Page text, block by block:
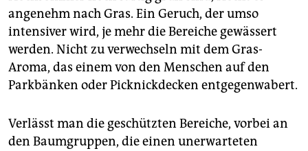
angenehm nach Gras. Ein Geruch, der umso
intensiver wird, je mehr die Bereiche gewässert
werden. Nicht zu verwechseln mit dem Gras-
Aroma, das einem von den Menschen auf den
Parkbänken oder Picknickdecken entgegenwabert.
Verlässt man die geschützten Bereiche, vorbei an
den Baumgruppen, die einen unerwarteten